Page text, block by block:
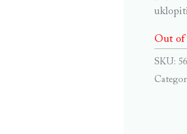
Out of
SKU: